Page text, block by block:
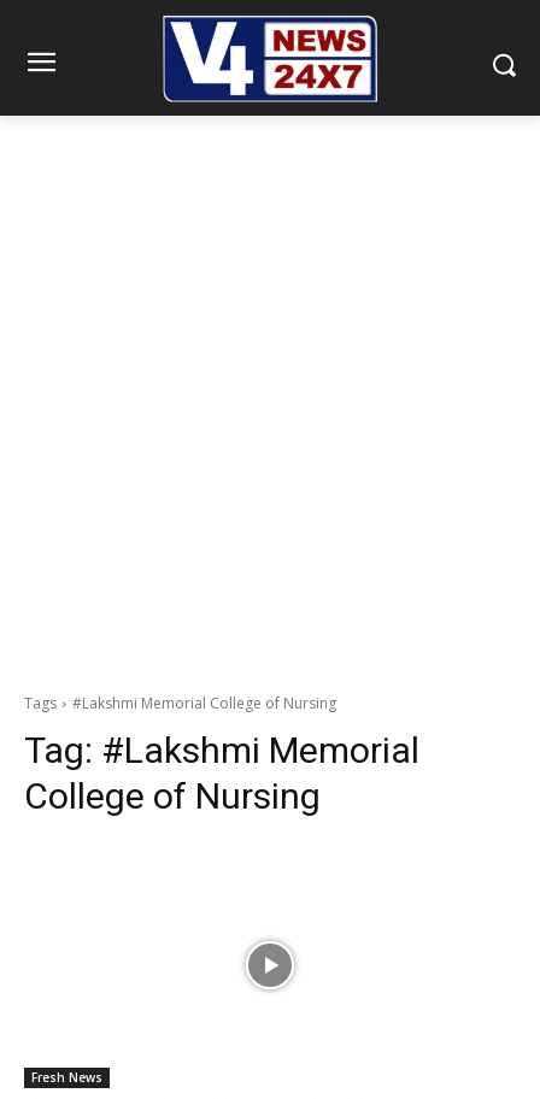
Tags #Lakshmi Memorial College of Nursing
Tag: #Lakshmi Memorial
College of Nursing
Fresh News